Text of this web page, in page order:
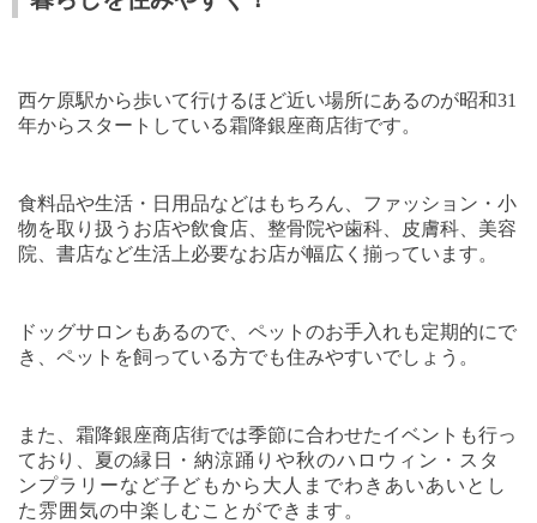
西ケ原駅から歩いて行けるほど近い場所にあるのが昭和31
年からスタートしている霜降銀座商店街です。
食料品や生活・日用品などはもちろん、ファッション・小
物を取り扱うお店や飲食店、整骨院や歯科、皮膚科、美容
院、書店など生活上必要なお店が幅広く揃っています。
ドッグサロンもあるので、ペットのお手入れも定期的にで
き、ペットを飼っている方でも住みやすいでしょう。
また、霜降銀座商店街では季節に合わせたイベントも行っ
ており、夏の縁日・納涼踊りや秋のハロウィン・スタ
ンプラリーなど子どもから大人までわきあいあいとし
た雰囲気の中楽しむことができます。